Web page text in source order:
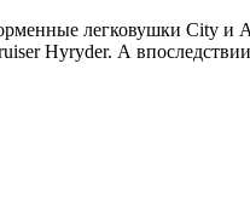
легковушки City и
Hyryder. А